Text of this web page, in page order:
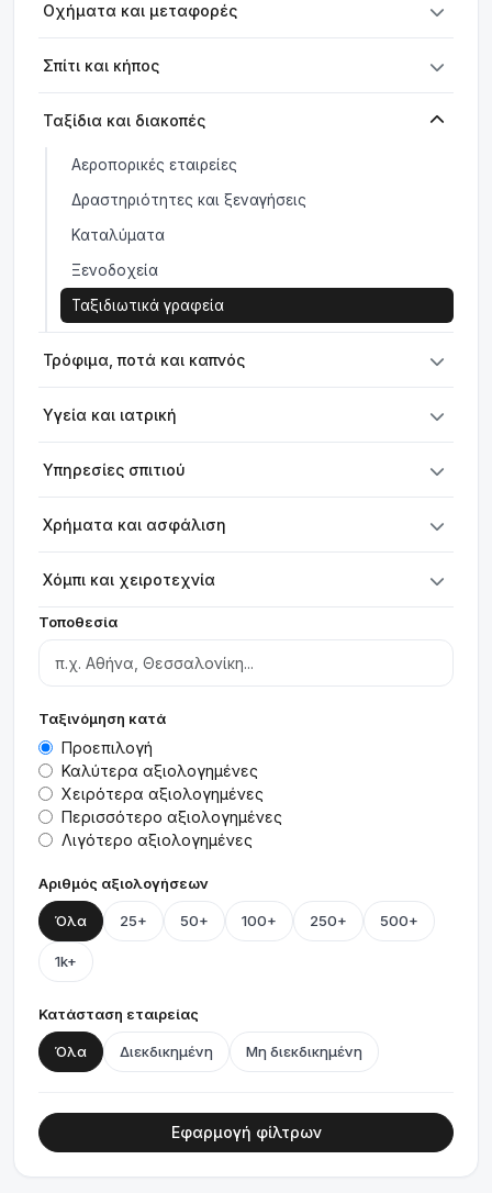
Οχήματα και μεταφορές
Σπίτι και κήπος
Ταξίδια και διακοπές
Αεροπορικές εταιρείες
Δραστηριότητες και ξεναγήσεις
Καταλύματα
Ξενοδοχεία
Ταξιδιωτικά γραφεία
Τρόφιμα, ποτά και καπνός
Υγεία και ιατρική
Υπηρεσίες σπιτιού
Χρήματα και ασφάλιση
Χόμπι και χειροτεχνία
Τοποθεσία
Ταξινόμηση κατά
Προεπιλογή
Καλύτερα αξιολογημένες
Χειρότερα αξιολογημένες
Περισσότερο αξιολογημένες
Λιγότερο αξιολογημένες
Αριθμός αξιολογήσεων
Όλα 25+ 50+ 100+ 250+ 500+
1k+
Κατάσταση εταιρείας
Όλα Διεκδικημένη Μη διεκδικημένη
Εφαρμογή φίλτρων